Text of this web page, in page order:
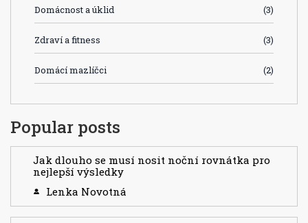
Domácnost a úklid (3)
Zdraví a fitness (3)
Domácí mazlíčci (2)
Popular posts
Jak dlouho se musí nosit noční rovnátka pro
nejlepší výsledky
Lenka Novotná